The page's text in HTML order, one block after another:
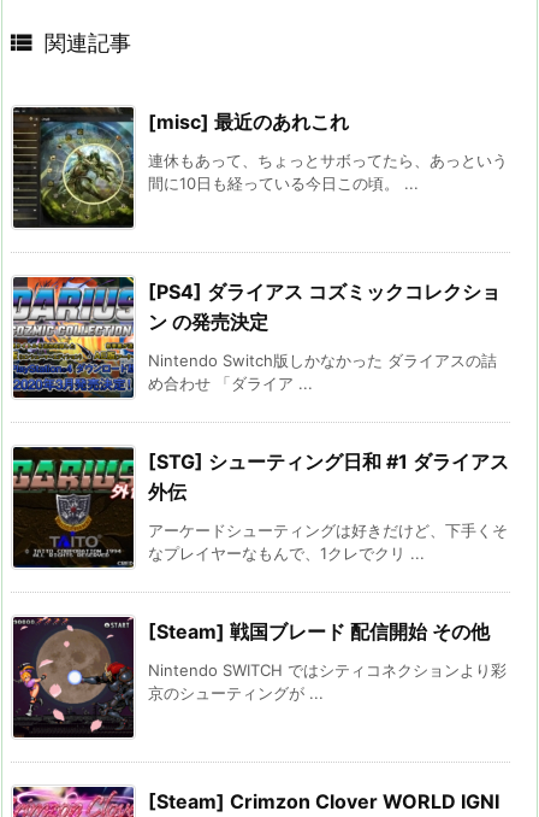
 関連記事
[misc] 最近のあれこれ
連休もあって、ちょっとサボってたら、あっという
間に10日も経っている今日この頃。 ...
[PS4] ダライアス コズミックコレクショ
ン の発売決定
Nintendo Switch版しかなかった ダライアスの詰
め合わせ 「ダライア ...
[STG] シューティング日和 #1 ダライアス
外伝
アーケードシューティングは好きだけど、下手くそ
なプレイヤーなもんで、1クレでクリ ...
[Steam] 戦国ブレード 配信開始 その他
Nintendo SWITCH ではシティコネクションより彩
京のシューティングが ...
[Steam] Crimzon Clover WORLD IGNI